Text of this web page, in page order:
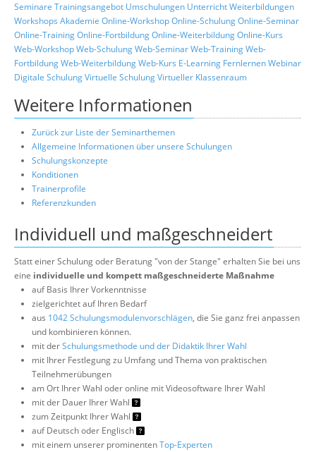
Seminare Trainingsangebot Umschulungen UnterrichtWeiterbildungen
Workshops Akademie Online-WorkshopOnline-SchulungOnline-Seminar
Online-TrainingOnline-FortbildungOnline-WeiterbildungOnline-Kurs
Web-WorkshopWeb-SchulungWeb-SeminarWeb-TrainingWeb-
FortbildungWeb-WeiterbildungWeb-Kurs E-Learning FernlernenWebinar
Digitale SchulungVirtuelle SchulungVirtueller Klassenraum
Weitere Informationen
Zurück zur Liste der Seminarthemen
Allgemeine Informationen über unsere Schulungen
Schulungskonzepte
Konditionen
Trainerprofile
Referenzkunden
Individuell und maßgeschneidert
Statt einer Schulung oder Beratung "von der Stange" erhalten Sie bei uns
eine individuelle und kompett maßgeschneiderte Maßnahme
auf Basis Ihrer Vorkenntnisse
zielgerichtet auf Ihren Bedarf
aus 1042 Schulungsmodulenvorschlägen, die Sie ganz frei anpassen
und kombinieren können.
mit derSchulungsmethode und der Didaktik Ihrer Wahl
mit Ihrer Festlegung zu Umfang und Thema von praktischen
Teilnehmerübungen
am Ort Ihrer Wahl oder online mit Videosoftware Ihrer Wahl
mit der Dauer Ihrer Wahl
zum Zeitpunkt Ihrer Wahl
auf Deutsch oder Englisch
mit einem unserer prominentenTop-Experten